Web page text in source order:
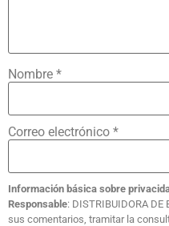
Nombre *
Correo electrónico *
Información básica sobre
Responsable: DISTRIBUIDORA DE
sus comentarios, tramitar la